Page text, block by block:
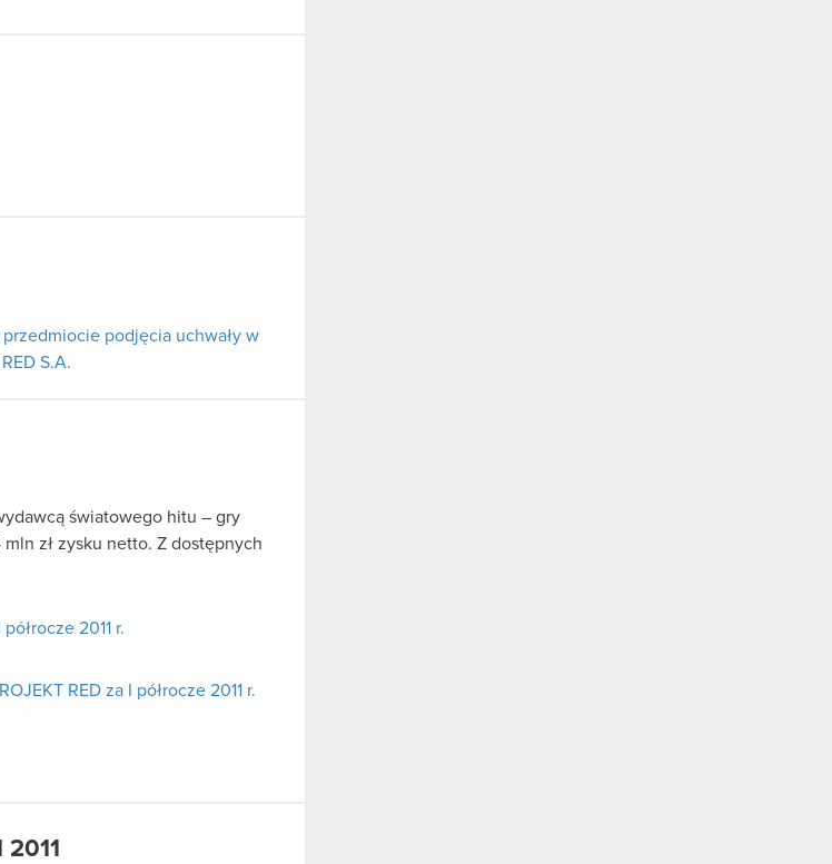
podjęcia uchwały w
S.A.
światowego hitu – gry
zł zysku netto. Z dostępnych
2011 r.
RED za I półrocze 2011 r.